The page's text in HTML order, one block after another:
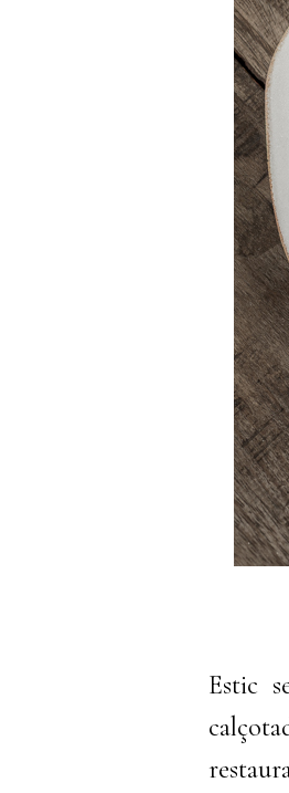
Estic